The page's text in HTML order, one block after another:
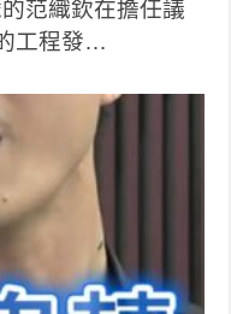
范織欽在擔任議
工程發…